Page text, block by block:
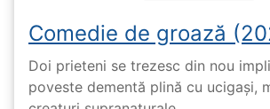
Comedie de groază
Doi prieteni se trezesc din nou
poveste dementă plină cu ucigași,